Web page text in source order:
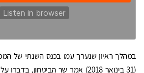
במהלך ראיון שנערך עמו בכנס השנתי של
(31 בינואר 2018) אמר שר הביטחון,